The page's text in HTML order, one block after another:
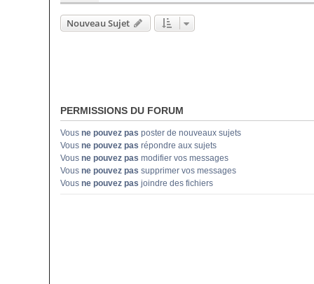
Nouveau Sujet
PERMISSIONS DU FORUM
Vous ne pouvez pas poster de nouveaux sujets
Vous ne pouvez pas répondre aux sujets
Vous ne pouvez pas modifier vos messages
Vous ne pouvez pas supprimer vos messages
Vous ne pouvez pas joindre des fichiers